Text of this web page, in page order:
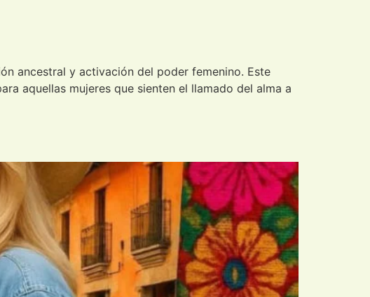
ancestral y activación del poder femenino. Este
aquellas mujeres que sienten el llamado del alma a